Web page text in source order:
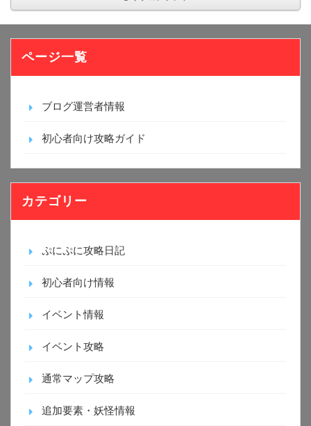
ページ一覧
ブログ運営者情報
初心者向け攻略ガイド
カテゴリー
ぷにぷに攻略日記
初心者向け情報
イベント情報
イベント攻略
通常マップ攻略
追加要素・妖怪情報